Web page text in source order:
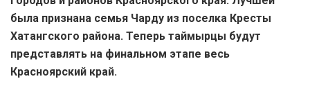
была признана семья Чарду из поселка Кресты
Хатангского района. Теперь таймырцы будут
представлять на финальном этапе весь
Красноярский край.